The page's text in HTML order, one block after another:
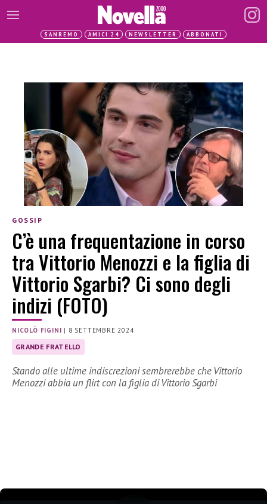
SANREMO AMICI 24 NEWSLETTER ABBONATI
GOSSIP
C’è una frequentazione in corso
tra Vittorio Menozzi e la figlia di
Vittorio Sgarbi? Ci sono degli
indizi (FOTO)
NICOLÒ FIGINI | 8 SETTEMBRE 2024
GRANDE FRATELLO
Stando alle ultime indiscrezioni sembrerebbe che Vittorio
Menozzi abbia un flirt con la figlia di Vittorio Sgarbi